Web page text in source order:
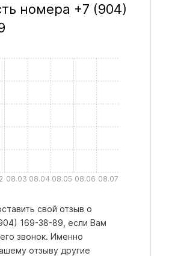
номера +7 (904)
08.03 08.04 08.05 08.06 08.07
свой отзыв о
169-38-89, если Вам
звонок. Именно
отзыву другие